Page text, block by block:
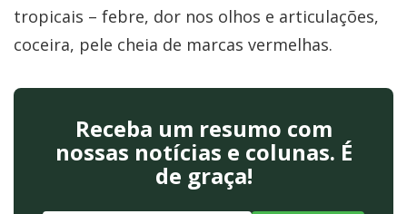
tropicais – febre, dor nos olhos e articulações,
coceira, pele cheia de marcas vermelhas.
Receba um resumo com
nossas notícias e colunas. É
de graça!